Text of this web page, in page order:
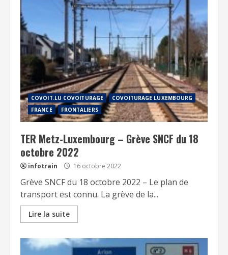
COVOIT.LU COVOITURAGE
COVOITURAGE LUXEMBOURG
FRANCE
FRONTALIERS
TER Metz-Luxembourg – Grève SNCF du 18
octobre 2022
infotrain 16 octobre 2022
Grève SNCF du 18 octobre 2022 – Le plan de
transport est connu. La grève de la...
Lire la suite